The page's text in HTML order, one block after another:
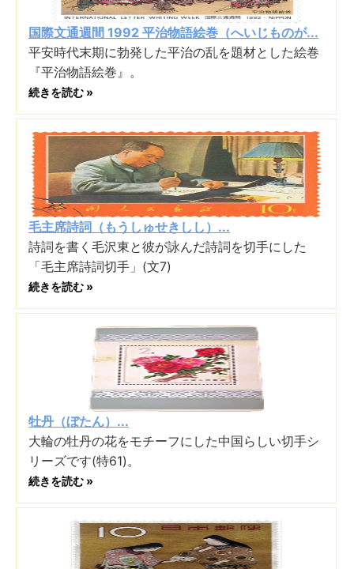
国際文通週間 1992 平治物語絵巻（へいじものが...
平安時代末期に勃発した平治の乱を題材とした絵巻
『平治物語絵巻』。
続きを読む »
毛主席詩詞（もうしゅせきしし）...
詩詞を書く毛沢東と彼が詠んだ詩詞を切手にした
「毛主席詩詞切手」(文7)
続きを読む »
牡丹（ぼたん）...
大輪の牡丹の花をモチーフにした中国らしい切手シ
リーズです(特61)。
続きを読む »